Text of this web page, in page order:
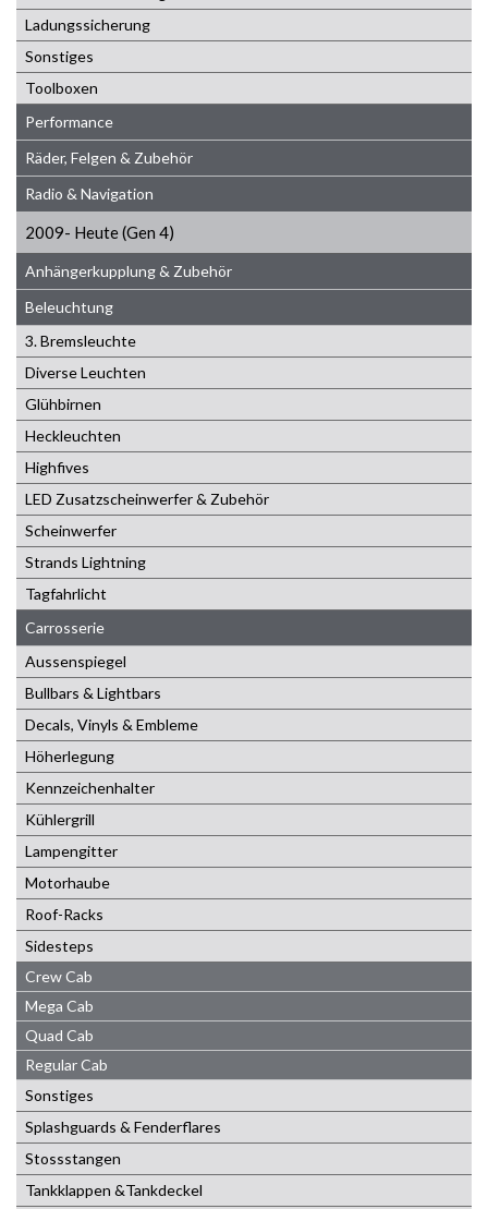
Ladungssicherung
Sonstiges
Toolboxen
Performance
Räder, Felgen & Zubehör
Radio & Navigation
2009- Heute (Gen 4)
Anhängerkupplung & Zubehör
Beleuchtung
3. Bremsleuchte
Diverse Leuchten
Glühbirnen
Heckleuchten
Highfives
LED Zusatzscheinwerfer & Zubehör
Scheinwerfer
Strands Lightning
Tagfahrlicht
Carrosserie
Aussenspiegel
Bullbars & Lightbars
Decals, Vinyls & Embleme
Höherlegung
Kennzeichenhalter
Kühlergrill
Lampengitter
Motorhaube
Roof-Racks
Sidesteps
Crew Cab
Mega Cab
Quad Cab
Regular Cab
Sonstiges
Splashguards & Fenderflares
Stossstangen
Tankklappen &Tankdeckel